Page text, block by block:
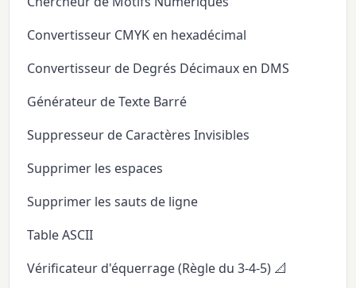
Convertisseur CMYK en hexadécimal
Convertisseur de Degrés Décimaux en DMS
Générateur de Texte Barré
Suppresseur de Caractères Invisibles
Supprimer les espaces
Supprimer les sauts de ligne
Table ASCII
Vérificateur d'équerrage (Règle du 3-4-5) 📐